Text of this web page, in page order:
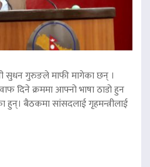
सुधन गुरुङले माफी मागेका छन् ।
दिने क्रममा आफ्नो भाषा ठाडो हुन
बैठकमा सांसदलाई गृहमन्त्रीलाई